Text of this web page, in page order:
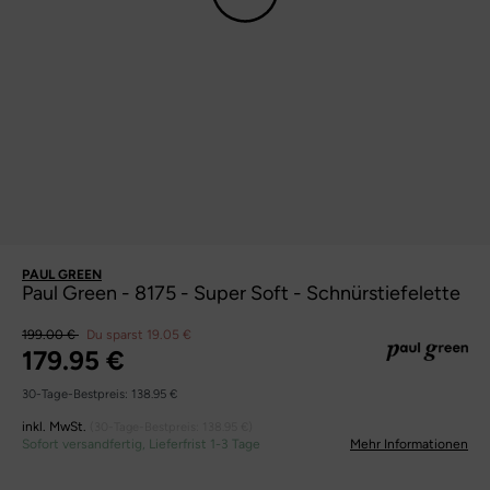
PAUL GREEN
Paul Green - 8175 - Super Soft - Schnürstiefelette
199.00 € Du sparst 19.05 €
179.95 €
30-Tage-Bestpreis: 138.95 €
inkl. MwSt.
Sofort versandfertig, Lieferfrist 1-3 Tage Mehr Informationen